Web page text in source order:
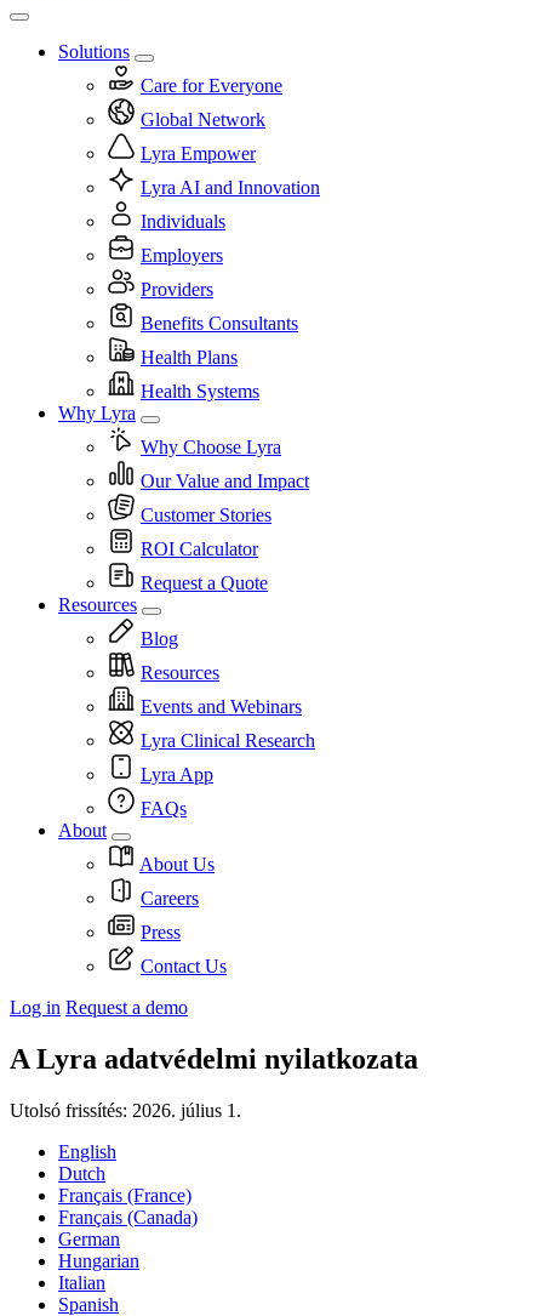
Solutions
Care for Everyone
Global Network
Lyra Empower
Lyra AI and Innovation
Individuals
Employers
Providers
Benefits Consultants
Health Plans
Health Systems
Why Lyra
Why Choose Lyra
Our Value and Impact
Customer Stories
ROI Calculator
Request a Quote
Resources
Blog
Resources
Events and Webinars
Lyra Clinical Research
Lyra App
FAQs
About
About Us
Careers
Press
Contact Us
Log in Request a demo
A Lyra adatvédelmi nyilatkozata
Utolsó frissítés: 2026. július 1.
English
Dutch
Français (France)
Français (Canada)
German
Hungarian
Italian
Spanish